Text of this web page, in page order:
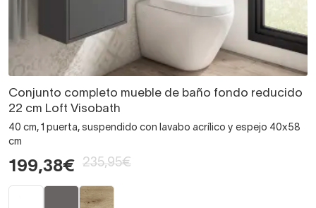
Conjunto completo mueble de baño fondo reducido
22 cm Loft Visobath
40 cm, 1 puerta, suspendido con lavabo acrílico y espejo 40x58
cm
199,38€ 235,95€